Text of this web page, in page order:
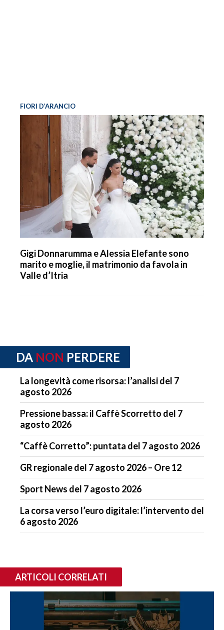
FIORI D’ARANCIO
Gigi Donnarumma e Alessia Elefante sono
marito e moglie, il matrimonio da favola in
Valle d’Itria
DA NON PERDERE
La longevità come risorsa: l’analisi del 7
agosto 2026
Pressione bassa: il Caffè Scorretto del 7
agosto 2026
“Caffè Corretto”: puntata del 7 agosto 2026
GR regionale del 7 agosto 2026 – Ore 12
Sport News del 7 agosto 2026
La corsa verso l’euro digitale: l’intervento del
6 agosto 2026
ARTICOLI CORRELATI